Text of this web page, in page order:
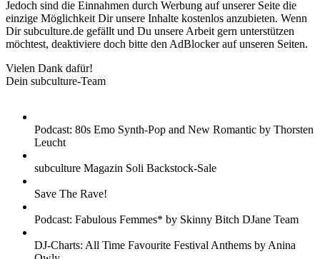
Jedoch sind die Einnahmen durch Werbung auf unserer Seite die
einzige Möglichkeit Dir unsere Inhalte kostenlos anzubieten. Wenn
Dir subculture.de gefällt und Du unsere Arbeit gern unterstützen
möchtest, deaktiviere doch bitte den AdBlocker auf unseren Seiten.
Vielen Dank dafür!
Dein subculture-Team
Podcast: 80s Emo Synth-Pop and New Romantic by Thorsten
Leucht
subculture Magazin Soli Backstock-Sale
Save The Rave!
Podcast: Fabulous Femmes* by Skinny Bitch DJane Team
DJ-Charts: All Time Favourite Festival Anthems by Anina